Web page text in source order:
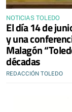
NOTICIAS TOLEDO
El día 14 de
y una
Malagón
décadas
REDACCIÓN TOLEDO